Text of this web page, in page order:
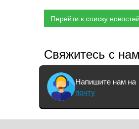
Перейти к списку новостей
Свяжитесь с
Напишите нам на
почту